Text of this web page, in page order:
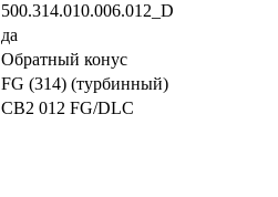
500.314.010.006.012_D
да
Обратный конус
FG (314) (турбинный)
CB2 012 FG/DLC